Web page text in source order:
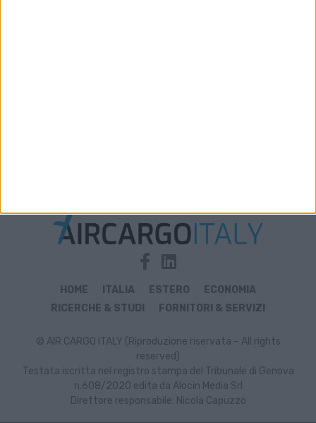
HOME ITALIA ESTERO
ECONOMIA
RICERCHE & STUDI
FORNITORI & SERVIZI
© AIR CARGO ITALY (Riproduzione riservata – All rights
reserved)
Testata iscritta nel registro stampa del Tribunale di Genova
n.608/2020 edita da Alocin Media Srl
Direttore responsabile: Nicola Capuzzo